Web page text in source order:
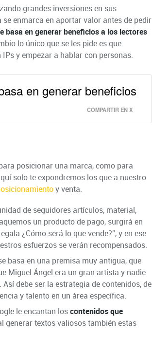
grandes inversiones en sus
enmarca en aportar valor antes de pedir
basa en generar beneficios a los lectores
lo único que se les pide es que
y empezar a hablar con personas.
en generar beneficios
COMPARTIR EN X
posicionar una marca, como para
solo te expondremos los que a nuestro
y venta.
de seguidores artículos, material,
un producto de pago, surgirá en
¿Cómo será lo que vende?”, y en ese
esfuerzos se verán recompensados.
basa en una premisa muy antigua, que
Miguel Ángel era un gran artista y nadie
debe ser la estrategia de contenidos, de
y talento en un área específica.
le encantan loscontenidos que
generar textos valiosos también estas